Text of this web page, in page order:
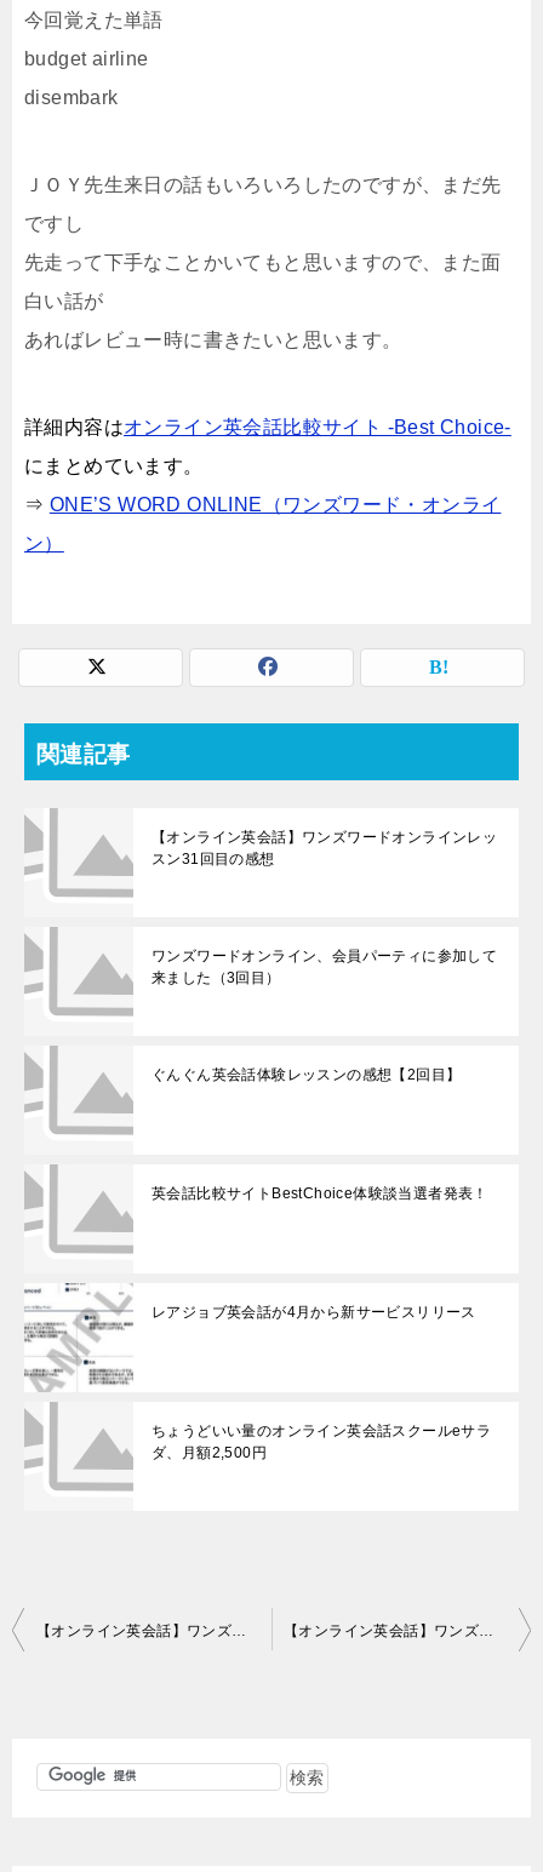
今回覚えた単語
budget airline
disembark
ＪＯＹ先生来日の話もいろいろしたのですが、まだ先
ですし
先走って下手なことかいてもと思いますので、また面
白い話が
あればレビュー時に書きたいと思います。
詳細内容はオンライン英会話比較サイト -Best Choice-
にまとめています。
⇒ ONE’S WORD ONLINE（ワンズワード・オンライ
ン）
関連記事
【オンライン英会話】ワンズワードオンラインレッ
スン31回目の感想
ワンズワードオンライン、会員パーティに参加して
来ました（3回目）
ぐんぐん英会話体験レッスンの感想【2回目】
英会話比較サイトBestChoice体験談当選者発表！
レアジョブ英会話が4月から新サービスリリース
ちょうどいい量のオンライン英会話スクールeサラ
ダ、月額2,500円
投